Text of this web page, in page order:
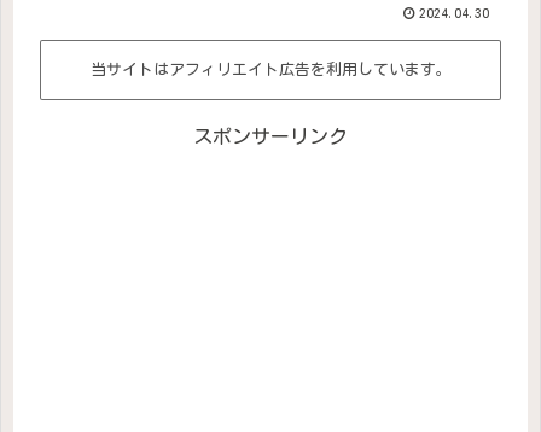
2024.04.30
当サイトはアフィリエイト広告を利用しています。
スポンサーリンク